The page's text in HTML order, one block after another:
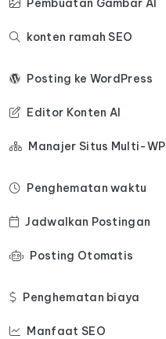
Pembuatan Gambar AI
konten ramah SEO
Posting ke WordPress
Editor Konten AI
Manajer Situs Multi-WP
Penghematan waktu
Jadwalkan Postingan
Posting Otomatis
Penghematan biaya
Manfaat SEO